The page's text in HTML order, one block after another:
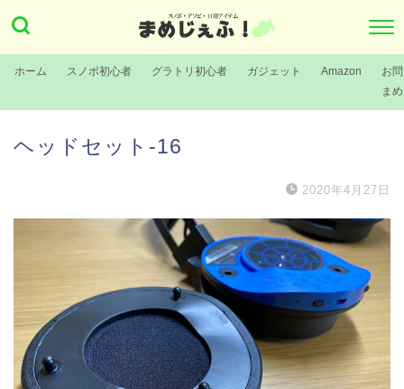
ホーム スノボ初心者 グラトリ初心者 ガジェット Amazon
お
ま
ヘッドセット-16
2020年4月27日